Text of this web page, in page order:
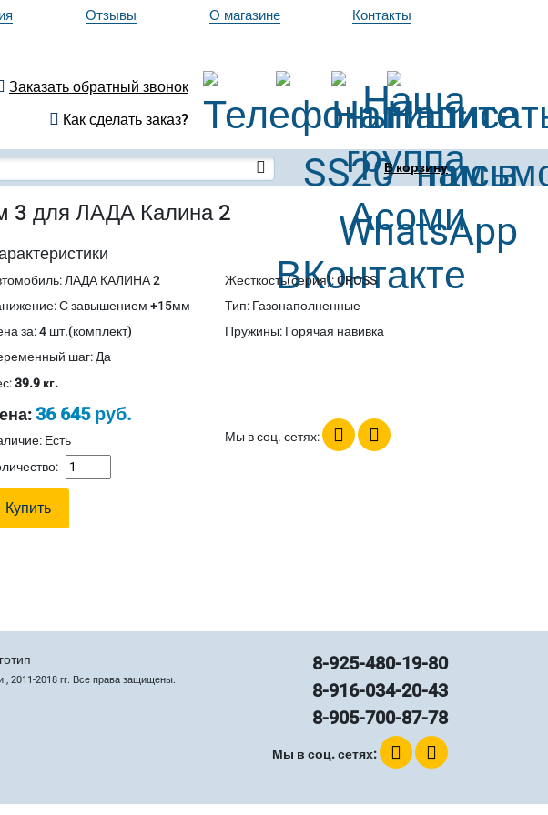
Отзывы О магазине Контакты
Заказать обратный звонок
Как сделать заказ?
В корзину
3 для ЛАДА Калина 2
:ЛАДА КАЛИНА 2 Жесткость(серия):CROSS
:С завышением +15мм Тип: Газонаполненные
за:4 шт.(комплект) Пружины: Горячая навивка
шаг: Да
39.9 кг.
36 645 руб.
Есть
Мы в соц. сетях:
2011-2018 гг. Все права защищены.
8-925-480-19-80
8-916-034-20-43
8-905-700-87-78
Мы в соц. сетях: